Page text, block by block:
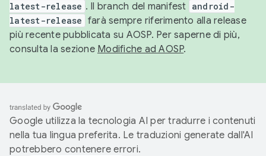
latest-release . Il branch del manifest android-
latest-release farà sempre riferimento alla release
più recente pubblicata su AOSP. Per saperne di più,
consulta la sezione Modifiche ad AOSP.
Google utilizza la tecnologia AI per tradurre i contenuti
nella tua lingua preferita. Le traduzioni generate dall'AI
potrebbero contenere errori.